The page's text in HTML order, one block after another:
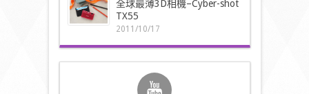
全球最薄3D相機–Cyber-shot
TX55
2011/10/17